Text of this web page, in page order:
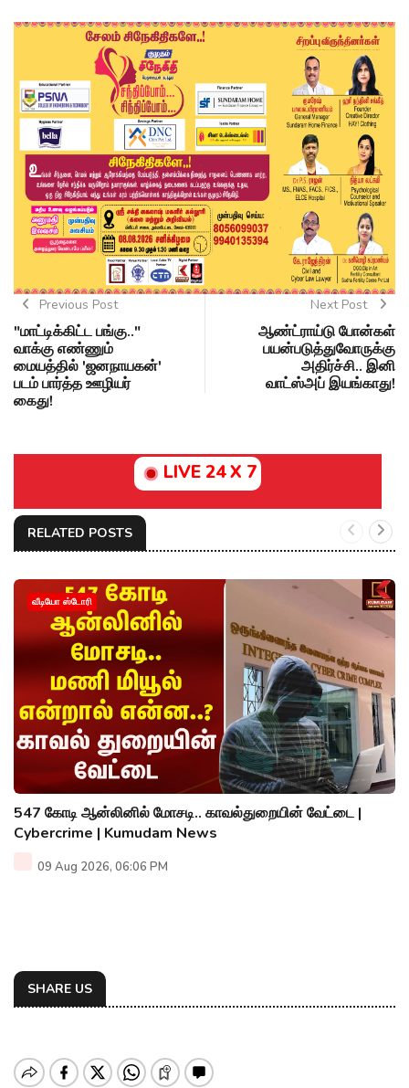
Previous Post
"மாட்டிக்கிட்ட பங்கு.."
வாக்கு எண்ணும்
மையத்தில் 'ஜனநாயகன்'
படம் பார்த்த ஊழியர்
கைது!
Next Post
ஆண்ட்ராய்டு போன்கள்
பயன்படுத்துவோருக்கு
அதிர்ச்சி.. இனி
வாட்ஸ்அப் இயங்காது!
LIVE 24 X 7
RELATED POSTS
வீடியோ ஸ்டோரி
547 கோடி ஆன்லினில் மோசடி.. காவல்துறையின் வேட்டை |
Cybercrime | Kumudam News
09 Aug 2026, 06:06 PM
SHARE US